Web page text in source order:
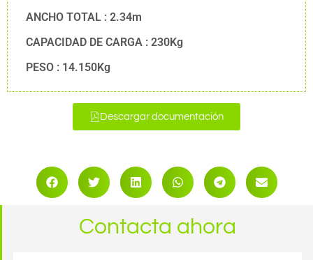
ANCHO TOTAL : 2.34m
CAPACIDAD DE CARGA : 230Kg
PESO : 14.150Kg
Descargar documentación
Contacta ahora